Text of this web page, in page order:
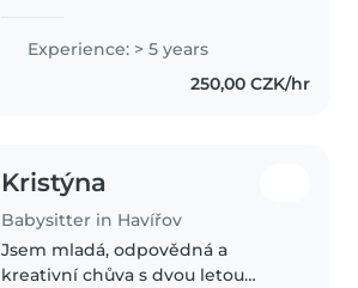
školní věk. Vystudovala jsem
sociálně výchovnou péči a mám
zkušenosti s péčí o děti se
Experience: > 5 years
250,00 CZK/hr
Kristýna
Babysitter in Havířov
Jsem mladá, odpovědná a
kreativní chůva s dvou letou